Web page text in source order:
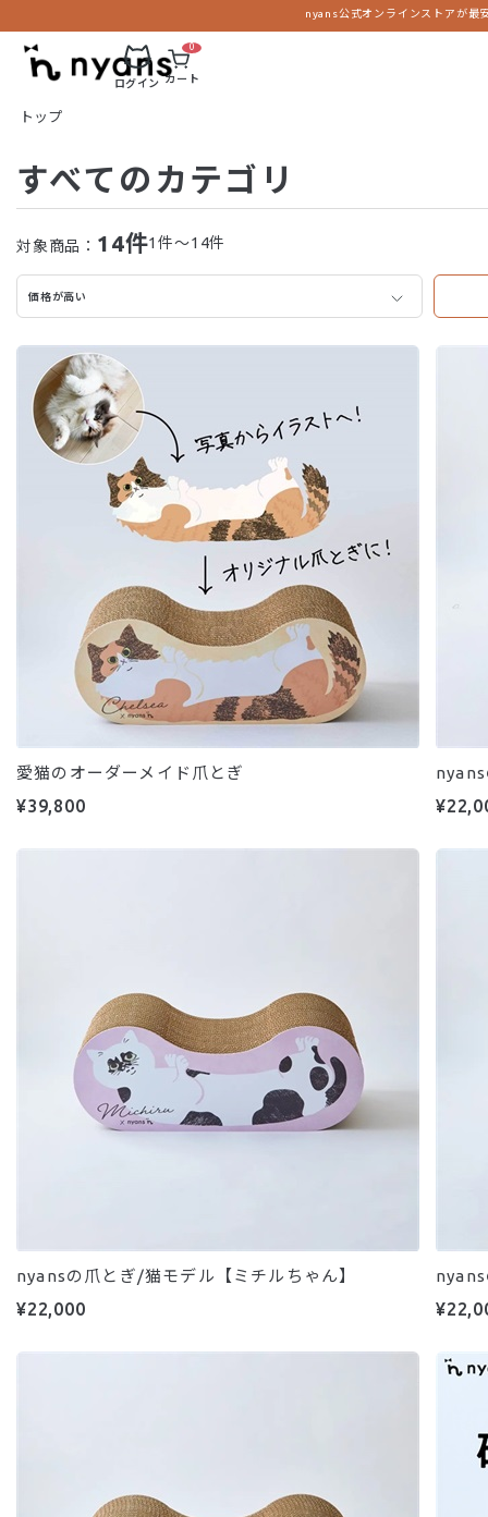
nyans公式オンラインストアが最
ログイン
0
カート
トップ
すべてのカテゴリ
対象商品： 14件1件～14件
価格が高い
愛猫のオーダーメイド爪とぎ
¥39,800
nyansの爪とぎ/猫モデル【ミチルちゃん】
¥22,000